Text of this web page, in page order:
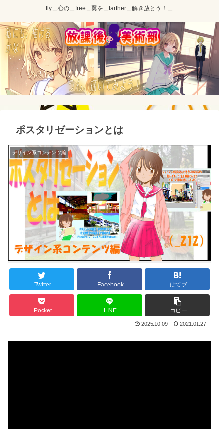
fly＿心の＿free＿翼を＿farther＿解き放とう！＿
ポスタリゼーションとは
デザイン系コンテンツ編
Twitter Facebook はてブ
Pocket LINE コピー
2025.10.09 2021.01.27